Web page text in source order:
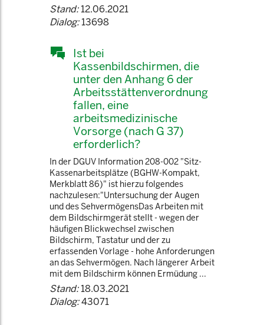
Stand:12.06.2021
Dialog:13698
Ist bei
Kassenbildschirmen, die
unter den Anhang 6 der
Arbeitsstättenverordnung
fallen, eine
arbeitsmedizinische
Vorsorge (nach G 37)
erforderlich?
In der DGUV Information 208-002 "Sitz-
Kassenarbeitsplätze (BGHW-Kompakt,
Merkblatt 86)" ist hierzu folgendes
nachzulesen:"Untersuchung der Augen
und des SehvermögensDas Arbeiten mit
dem Bildschirmgerät stellt - wegen der
häufigen Blickwechsel zwischen
Bildschirm, Tastatur und der zu
erfassenden Vorlage - hohe Anforderungen
an das Sehvermögen. Nach längerer Arbeit
mit dem Bildschirm können Ermüdung ...
Stand:18.03.2021
Dialog:43071